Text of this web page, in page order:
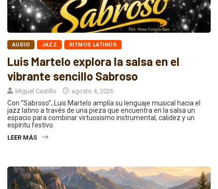
AUDIO JAZZ RITMOS LATINOS
Luis Martelo explora la salsa en el
vibrante sencillo Sabroso
Miguel Castillo agosto 4, 2026
Con “Sabroso”, Luis Martelo amplía su lenguaje musical hacia el
jazz latino a través de una pieza que encuentra en la salsa un
espacio para combinar virtuosismo instrumental, calidez y un
espíritu festivo.
LEER MÁS